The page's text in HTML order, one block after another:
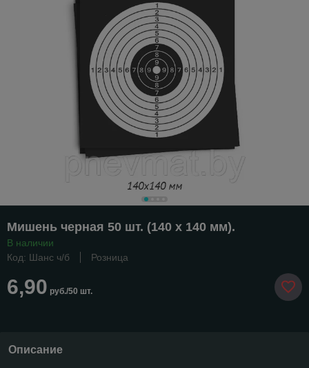
Мишень черная 50 шт. (140 х 140 мм).
В наличии
Код: Шанс ч/б
Розница
6,90 руб./50 шт.
Описание